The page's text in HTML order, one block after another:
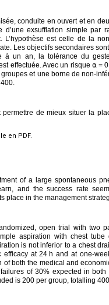
conduite en ouvert et en
d’une exsufflation simple par
L’hypothèse est celle de la
Les objectifs secondaires
un an, la tolérance du
effectuée. Avec un risque ⍺ =
et une borne de non-
de mieux situer la
en PDF.
of a large spontaneous
and the success rate
place in the management
open trial with two
aspiration with chest
is not inferior to a chest
efficacy at 24 h and at one-
of both the medical and
of 30% expected in
is 200 per group, totalling